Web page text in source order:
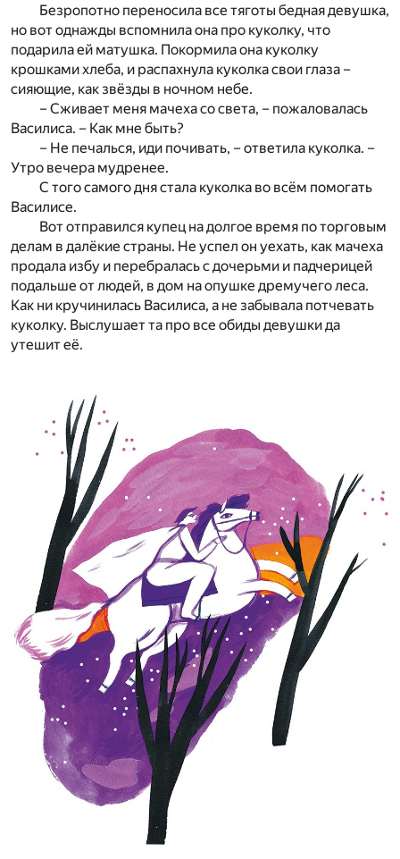
Безропотно переносила все тяготы бедная девушка,
но вот однажды вспомнила она про куколку, что
подарила ей матушка. Покормила она куколку
крошками хлеба, и распахнула куколка свои глаза –
сияющие, как звёзды в ночном небе.
– Сживает меня мачеха со света, – пожаловалась
Василиса. – Как мне быть?
– Не печалься, иди почивать, – ответила куколка. –
Утро вечера мудренее.
С того самого дня стала куколка во всём помогать
Василисе.
Вот отправился купец на долгое время по торговым
делам в далёкие страны. Не успел он уехать, как мачеха
продала избу и перебралась с дочерьми и падчерицей
подальше от людей, в дом на опушке дремучего леса.
Как ни кручинилась Василиса, а не забывала потчевать
куколку. Выслушает та про все обиды девушки да
утешит её.